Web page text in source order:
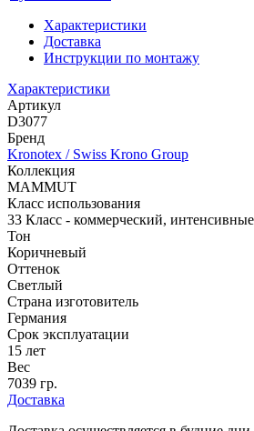
Характеристики
Доставка
Инструкции по монтажу
Характеристики
Артикул
D3077
Бренд
Kronotex / Swiss Krono Group
Коллекция
MAMMUT
Класс использования
33 Класс - коммерческий,
Тон
Коричневый
Оттенок
Светлый
Страна изготовитель
Германия
Срок эксплуатации
15 лет
Вес
7039 гр.
Доставка